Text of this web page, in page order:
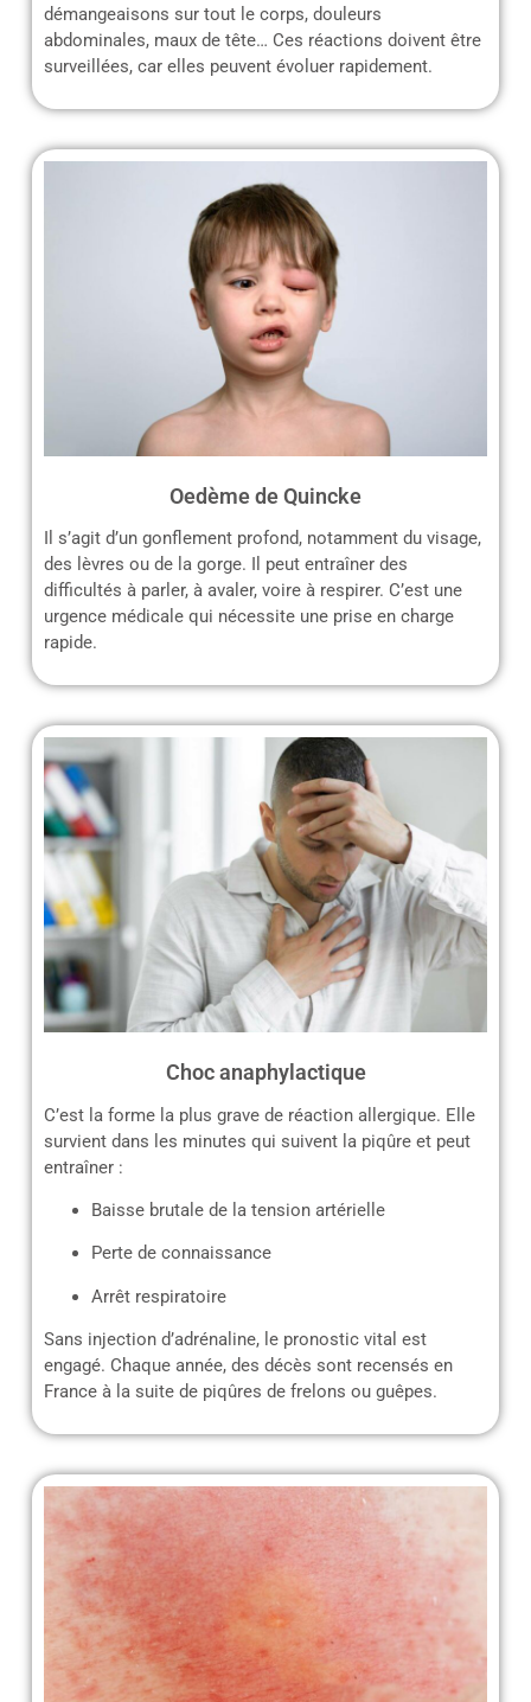
démangeaisons sur tout le corps, douleurs
abdominales, maux de tête… Ces réactions doivent être
surveillées, car elles peuvent évoluer rapidement.
Oedème de Quincke
Il s’agit d’un gonflement profond, notamment du visage,
des lèvres ou de la gorge. Il peut entraîner des
difficultés à parler, à avaler, voire à respirer. C’est une
urgence médicale qui nécessite une prise en charge
rapide.
Choc anaphylactique
C’est la forme la plus grave de réaction allergique. Elle
survient dans les minutes qui suivent la piqûre et peut
entraîner :
Baisse brutale de la tension artérielle
Perte de connaissance
Arrêt respiratoire
Sans injection d’adrénaline, le pronostic vital est
engagé. Chaque année, des décès sont recensés en
France à la suite de piqûres de frelons ou guêpes.